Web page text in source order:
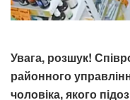
Увага, розшук!
районного
чоловіка, якого